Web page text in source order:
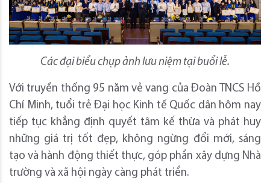
Các đại biểu chụp ảnh lưu niệm tại buổi lễ.
Với truyền thống 95 năm vẻ vang của Đoàn TNCS Hồ
Chí Minh, tuổi trẻ Đại học Kinh tế Quốc dân hôm nay
tiếp tục khẳng định quyết tâm kế thừa và phát huy
những giá trị tốt đẹp, không ngừng đổi mới, sáng
tạo và hành động thiết thực, góp phần xây dựng Nhà
trường và xã hội ngày càng phát triển.